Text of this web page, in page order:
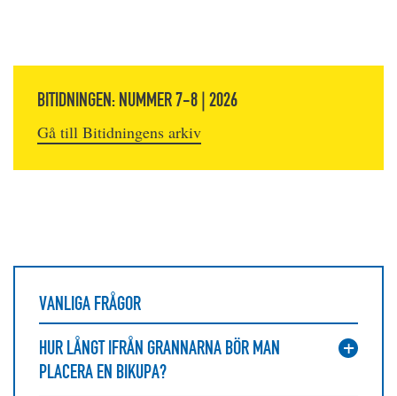
BITIDNINGEN: NUMMER 7-8 | 2026
Gå till Bitidningens arkiv
VANLIGA FRÅGOR
HUR LÅNGT IFRÅN GRANNARNA BÖR MAN
PLACERA EN BIKUPA?